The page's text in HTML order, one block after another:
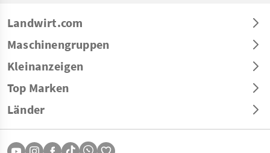
Landwirt.com
Maschinengruppen
Kleinanzeigen
Top Marken
Länder